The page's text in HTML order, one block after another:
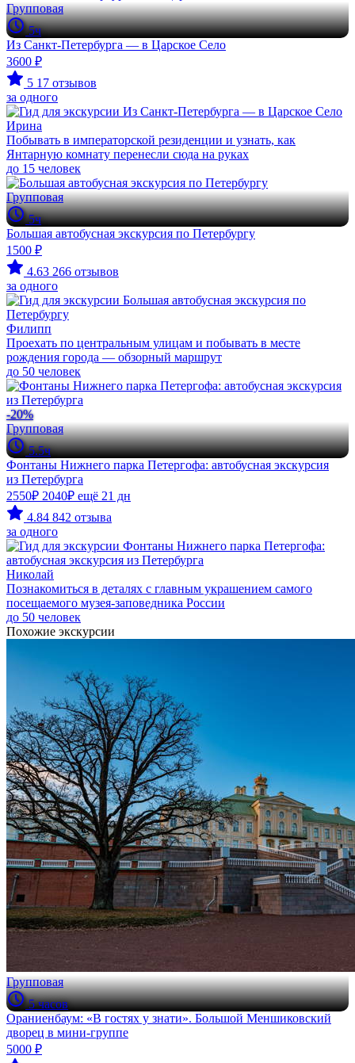
Групповая
5ч
Из Санкт-Петербурга — в Царское Село
3600 ₽
5 17 отзывов
за одного
Ирина
Побывать в императорской резиденции и узнать, как
Янтарную комнату перенесли сюда на руках
до 15 человек
Групповая
5ч
Большая автобусная экскурсия по Петербургу
1500 ₽
4.63 266 отзывов
за одного
Филипп
Проехать по центральным улицам и побывать в месте
рождения города — обзорный маршрут
до 50 человек
-20%
Групповая
5.5ч
Фонтаны Нижнего парка Петергофа: автобусная экскурсия
из Петербурга
2550₽ 2040₽ ещё 21 дн
4.84 842 отзыва
за одного
Николай
Познакомиться в деталях с главным украшением самого
посещаемого музея-заповедника России
до 50 человек
Похожие экскурсии
Групповая
5 часов
Ораниенбаум: «В гостях у знати». Большой Меншиковский
дворец в мини-группе
5000 ₽